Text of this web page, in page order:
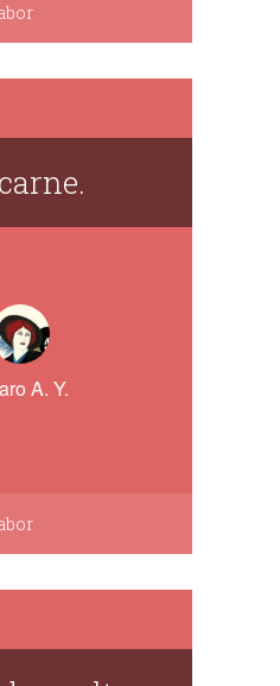
A. Y.